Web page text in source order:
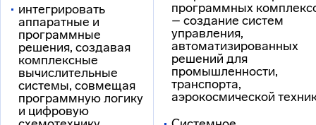
интегрировать
аппаратные и
программные
решения, создавая
комплексные
вычислительные
системы, совмещая
программную логику
и цифровую
программных
– создание систем
управления,
автоматизированных
решений для
промышленности,
транспорта,
аэрокосмической